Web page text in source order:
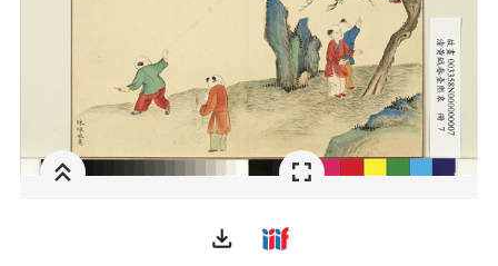
file_download